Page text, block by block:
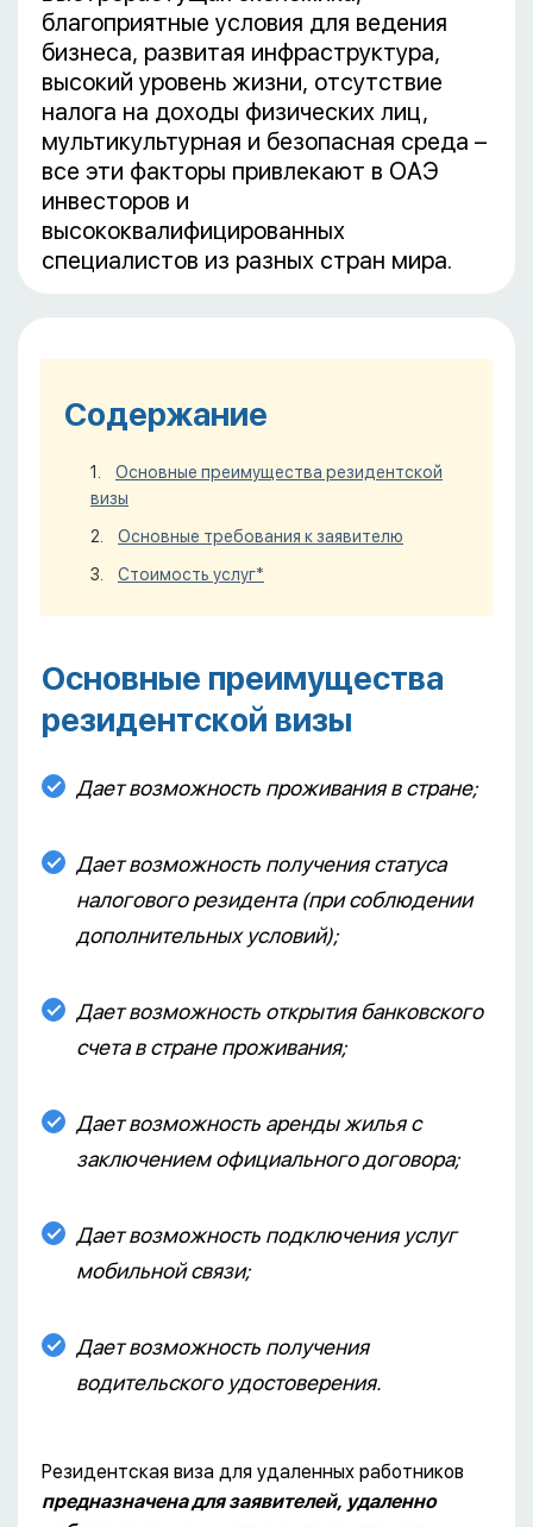
благоприятные условия для ведения
бизнеса, развитая инфраструктура,
высокий уровень жизни, отсутствие
налога на доходы физических лиц,
мультикультурная и безопасная среда –
все эти факторы привлекают в ОАЭ
инвесторов и
высококвалифицированных
специалистов из разных стран мира.
Содержание
Основные преимущества резидентской
визы
Основные требования к заявителю
Стоимость услуг*
Основные преимущества
резидентской визы
Дает возможность проживания в стране;
Дает возможность получения статуса
налогового резидента (при соблюдении
дополнительных условий);
Дает возможность открытия банковского
счета в стране проживания;
Дает возможность аренды жилья с
заключением официального договора;
Дает возможность подключения услуг
мобильной связи;
Дает возможность получения
водительского удостоверения.
Резидентская виза для удаленных работников
предназначена для заявителей, удаленно